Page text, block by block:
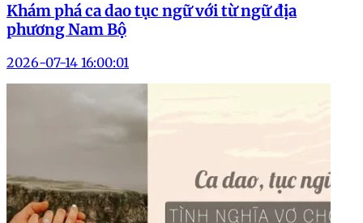
Khám phá ca dao tục ngữ với từ ngữ địa
phương Nam Bộ
2026-07-14 16:00:01